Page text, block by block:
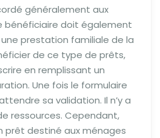
généralement aux
bénéficiaire doit également
prestation familiale de la
de ce type de prêts,
en remplissant un
Une fois le formulaire
sa validation. Il n’y a
ressources. Cependant,
prêt destiné aux ménages